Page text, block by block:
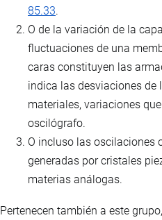
85.33.
O de la variación de la
fluctuaciones de una
caras constituyen las
indica las desviaciones
materiales, variaciones
oscilógrafo.
O incluso las oscilaciones
generadas por cristales
materias análogas.
Pertenecen también a este